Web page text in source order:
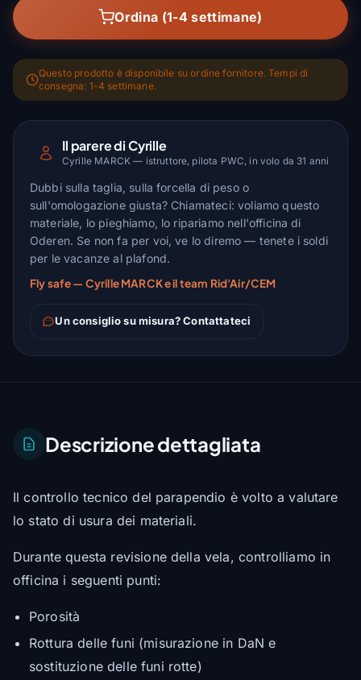
Ordina (1-4 settimane)
Questo prodotto è disponibile su ordine fornitore. Tempi di
consegna: 1-4 settimane.
Il parere di Cyrille
Cyrille MARCK — istruttore, pilota PWC, in volo da 31 anni
Dubbi sulla taglia, sulla forcella di peso o
sull'omologazione giusta? Chiamateci: voliamo questo
materiale, lo pieghiamo, lo ripariamo nell'officina di
Oderen. Se non fa per voi, ve lo diremo — tenete i soldi
per le vacanze al plafond.
Fly safe — Cyrille MARCK e il team Rid'Air/CEM
Un consiglio su misura? Contattateci
Descrizione dettagliata
Il controllo tecnico del parapendio è volto a valutare
lo stato di usura dei materiali.
Durante questa revisione della vela, controlliamo in
officina i seguenti punti:
Porosità
Rottura delle funi (misurazione in DaN e
sostituzione delle funi rotte)